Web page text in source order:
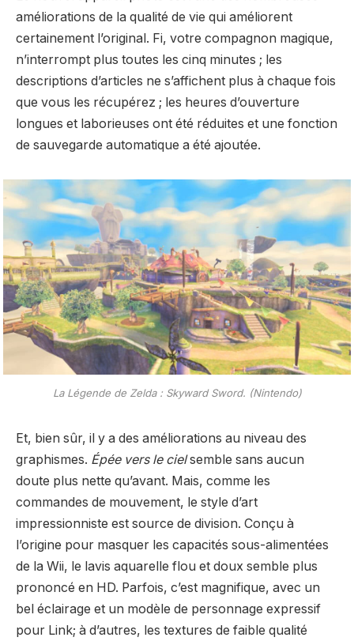
améliorations de la qualité de vie qui améliorent
certainement l’original. Fi, votre compagnon magique,
n’interrompt plus toutes les cinq minutes ; les
descriptions d’articles ne s’affichent plus à chaque fois
que vous les récupérez ; les heures d’ouverture
longues et laborieuses ont été réduites et une fonction
de sauvegarde automatique a été ajoutée.
La Légende de Zelda : Skyward Sword. (Nintendo)
Et, bien sûr, il y a des améliorations au niveau des
graphismes. Épée vers le cielsemble sans aucun
doute plus nette qu’avant. Mais, comme les
commandes de mouvement, le style d’art
impressionniste est source de division. Conçu à
l’origine pour masquer les capacités sous-alimentées
de la Wii, le lavis aquarelle flou et doux semble plus
prononcé en HD. Parfois, c’est magnifique, avec un
bel éclairage et un modèle de personnage expressif
pour Link; à d’autres, les textures de faible qualité